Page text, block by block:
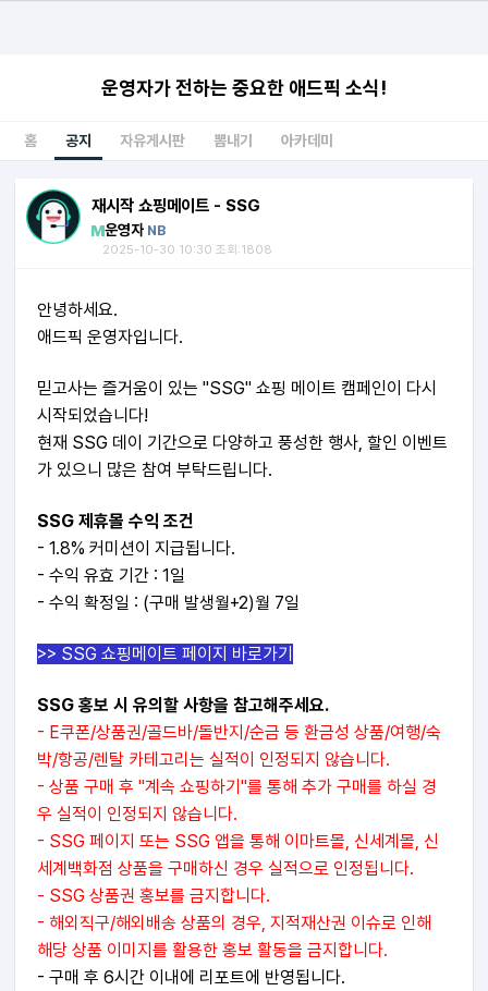
운영자가 전하는 중요한 애드픽 소식!
홈 공지 자유게시판 뽐내기 아카데미
재시작 쇼핑메이트 - SSG
운영자 NB
2025-10-30 10:30 조회:1808
안녕하세요.
애드픽 운영자입니다.
믿고사는 즐거움이 있는 "SSG"쇼핑 메이트 캠페인이 다시
시작되었습니다!
현재 SSG 데이 기간으로 다양하고 풍성한 행사, 할인 이벤트
가 있으니 많은 참여 부탁드립니다.
SSG 제휴몰 수익 조건
- 1.8% 커미션이 지급됩니다.
- 수익 유효 기간 : 1일
- 수익 확정일 : (구매 발생월+2)월 7일
>> SSG 쇼핑메이트 페이지 바로가기
SSG 홍보 시 유의할 사항을 참고해주세요.
- E쿠폰/상품권/골드바/돌반지/순금 등 환금성 상품/여행/숙
박/항공/렌탈 카테고리는 실적이 인정되지 않습니다.
- 상품 구매 후 "계속 쇼핑하기"를 통해 추가 구매를 하실 경
우 실적이 인정되지 않습니다.
- SSG 페이지 또는 SSG 앱을 통해 이마트몰, 신세계몰, 신
세계백화점 상품을 구매하신 경우 실적으로 인정됩니다.
- SSG 상품권 홍보를 금지합니다.
- 해외직구/해외배송 상품의 경우, 지적재산권 이슈로 인해
해당 상품 이미지를 활용한 홍보 활동을 금지합니다.
- 구매 후 6시간 이내에 리포트에 반영됩니다.